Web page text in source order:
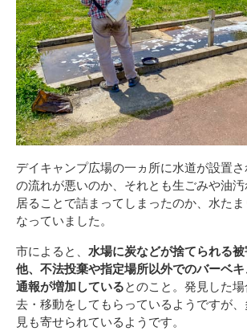
デイキャンプ広場の一ヵ所に水道が設置
の流れが悪いのか、それとも生ごみや油
居ることで詰まってしまったのか、水た
なっていました。
市によると、 水場に炭などが捨てられる
他、不法投棄や指定場所以外でのバーベ
通報が増加しているとのこと。発見した
去・移動をしてもらっているようですが
見も寄せられているようです。